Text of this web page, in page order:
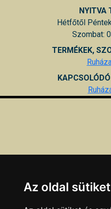
NYITVA
Hétfőtől
Szombat:
TERMÉKEK,
Az oldal